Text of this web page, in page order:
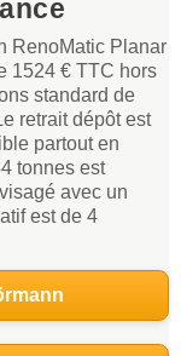
RenoMatic Planar
1524 € TTC hors
standard de
retrait dépôt est
partout en
tonnes est
avec un
est de 4